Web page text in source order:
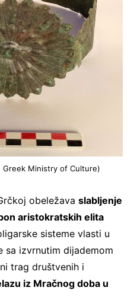
Greek Ministry of Culture)
obeležava slabljenje
aristokratskih elita
sisteme vlasti u
sa izvrnutim dijademom
trag društvenih i
iz Mračnog doba u